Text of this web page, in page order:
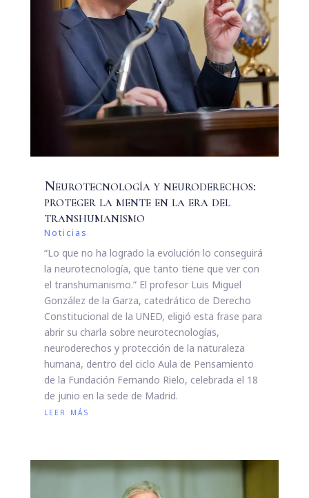
Neurotecnología y neuroderechos:
proteger la mente en la era del
transhumanismo
Noticias
“Lo que no ha logrado la evolución lo conseguirá
la neurotecnología, que tanto tiene que ver con
el transhumanismo.” El profesor Luis Miguel
González de la Garza, catedrático de Derecho
Constitucional de la UNED, eligió esta frase para
abrir su charla sobre neurotecnologías,
neuroderechos y protección de la naturaleza
humana, dentro del ciclo Aula de Pensamiento
de la Fundación Fernando Rielo, celebrada el 18
de junio en la sede de Madrid.
leer más